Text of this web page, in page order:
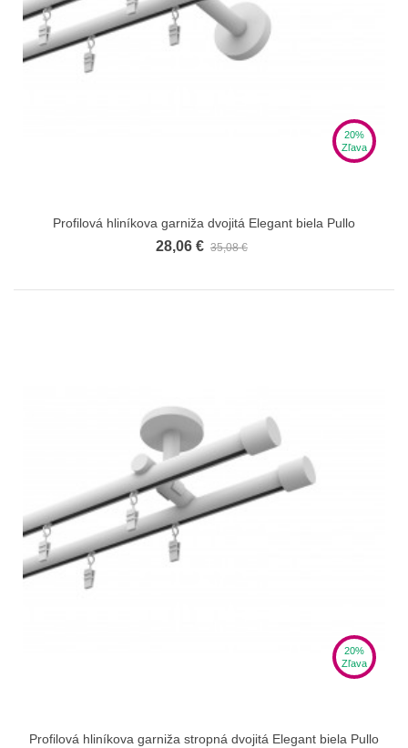
20%
Zľava
Profilová hliníkova garniža dvojitá Elegant biela Pullo
28,06 € 35,08 €
20%
Zľava
Profilová hliníkova garniža stropná dvojitá Elegant biela Pullo